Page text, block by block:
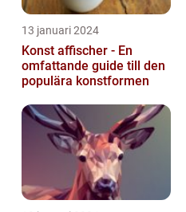
13 januari 2024
Konst affischer - En
omfattande guide till den
populära konstformen